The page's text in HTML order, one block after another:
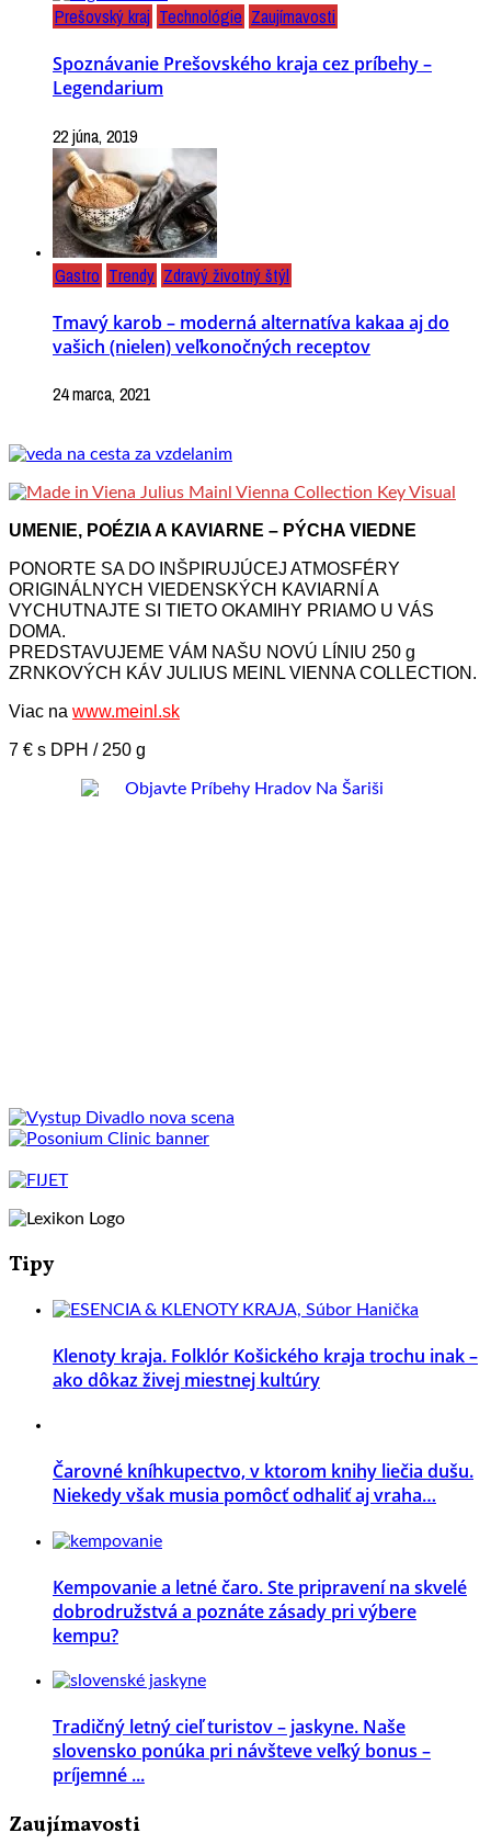
Prešovský kraj Technológie Zaujímavosti
Spoznávanie Prešovského kraja cez príbehy –
Legendarium
22 júna, 2019
Gastro Trendy Zdravý životný štýl
Tmavý karob – moderná alternatíva kakaa aj do
vašich (nielen) veľkonočných receptov
24 marca, 2021
UMENIE, POÉZIA A KAVIARNE – PÝCHA VIEDNE
PONORTE SA DO INŠPIRUJÚCEJ ATMOSFÉRY
ORIGINÁLNYCH VIEDENSKÝCH KAVIARNÍ A
VYCHUTNAJTE SI TIETO OKAMIHY PRIAMO U VÁS
DOMA.
PREDSTAVUJEME VÁM NAŠU NOVÚ LÍNIU 250 g
ZRNKOVÝCH KÁV JULIUS MEINL VIENNA COLLECTION.
Viac na www.meinl.sk
7 € s DPH / 250 g
Tipy
Klenoty kraja. Folklór Košického kraja trochu inak –
ako dôkaz živej miestnej kultúry
Čarovné kníhkupectvo, v ktorom knihy liečia dušu.
Niekedy však musia pomôcť odhaliť aj vraha…
Kempovanie a letné čaro. Ste pripravení na skvelé
dobrodružstvá a poznáte zásady pri výbere
kempu?
Tradičný letný cieľ turistov – jaskyne. Naše
slovensko ponúka pri návšteve veľký bonus –
príjemné ...
Zaujímavosti